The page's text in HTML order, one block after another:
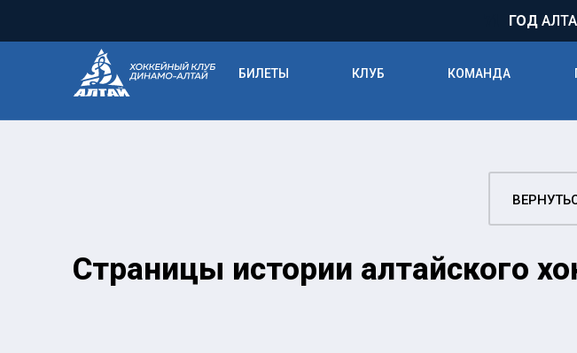
ГОД
БИЛЕТЫ КЛУБ КОМАНДА
Страницы истории алтайского